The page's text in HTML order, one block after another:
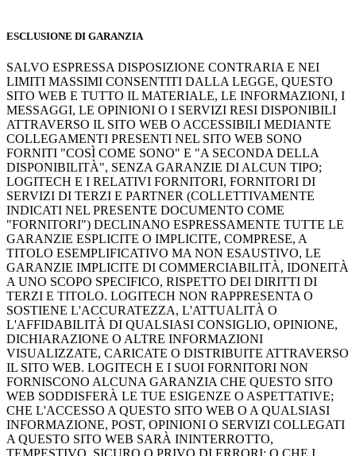
ESCLUSIONE DI GARANZIA
SALVO ESPRESSA DISPOSIZIONE CONTRARIA E NEI
LIMITI MASSIMI CONSENTITI DALLA LEGGE, QUESTO
SITO WEB E TUTTO IL MATERIALE, LE INFORMAZIONI, I
MESSAGGI, LE OPINIONI O I SERVIZI RESI DISPONIBILI
ATTRAVERSO IL SITO WEB O ACCESSIBILI MEDIANTE
COLLEGAMENTI PRESENTI NEL SITO WEB SONO
FORNITI "COSÌ COME SONO" E "A SECONDA DELLA
DISPONIBILITÀ", SENZA GARANZIE DI ALCUN TIPO;
LOGITECH E I RELATIVI FORNITORI, FORNITORI DI
SERVIZI DI TERZI E PARTNER (COLLETTIVAMENTE
INDICATI NEL PRESENTE DOCUMENTO COME
"FORNITORI") DECLINANO ESPRESSAMENTE TUTTE LE
GARANZIE ESPLICITE O IMPLICITE, COMPRESE, A
TITOLO ESEMPLIFICATIVO MA NON ESAUSTIVO, LE
GARANZIE IMPLICITE DI COMMERCIABILITÀ, IDONEITÀ
A UNO SCOPO SPECIFICO, RISPETTO DEI DIRITTI DI
TERZI E TITOLO. LOGITECH NON RAPPRESENTA O
SOSTIENE L'ACCURATEZZA, L'ATTUALITÀ O
L'AFFIDABILITÀ DI QUALSIASI CONSIGLIO, OPINIONE,
DICHIARAZIONE O ALTRE INFORMAZIONI
VISUALIZZATE, CARICATE O DISTRIBUITE ATTRAVERSO
IL SITO WEB. LOGITECH E I SUOI FORNITORI NON
FORNISCONO ALCUNA GARANZIA CHE QUESTO SITO
WEB SODDISFERÀ LE TUE ESIGENZE O ASPETTATIVE;
CHE L'ACCESSO A QUESTO SITO WEB O A QUALSIASI
INFORMAZIONE, POST, OPINIONI O SERVIZI COLLEGATI
A QUESTO SITO WEB SARÀ ININTERROTTO,